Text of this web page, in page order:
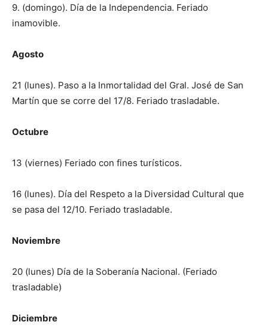
9. (domingo). Día de la Independencia. Feriado
inamovible.
Agosto
21 (lunes). Paso a la Inmortalidad del Gral. José de San
Martín que se corre del 17/8. Feriado trasladable.
Octubre
13 (viernes) Feriado con fines turísticos.
16 (lunes). Día del Respeto a la Diversidad Cultural que
se pasa del 12/10. Feriado trasladable.
Noviembre
20 (lunes) Día de la Soberanía Nacional. (Feriado
trasladable)
Diciembre